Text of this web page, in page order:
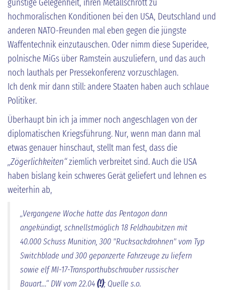
günstige Gelegenheit, ihren Metallschrott zu
hochmoralischen Konditionen bei den USA, Deutschland und
anderen NATO-Freunden mal eben gegen die jüngste
Waffentechnik einzutauschen. Oder nimm diese Superidee,
polnische MiGs über Ramstein auszuliefern, und das auch
noch lauthals per Pressekonferenz vorzuschlagen.
Ich denk mir dann still: andere Staaten haben auch schlaue
Politiker.
Überhaupt bin ich ja immer noch angeschlagen von der
diplomatischen Kriegsführung. Nur, wenn man dann mal
etwas genauer hinschaut, stellt man fest, dass die
„Zögerlichkeiten“ziemlich verbreitet sind. Auch die USA
haben bislang kein schweres Gerät geliefert und lehnen es
weiterhin ab,
„Vergangene Woche hatte das Pentagon dann
angekündigt, schnellstmöglich 18 Feldhaubitzen mit
40.000 Schuss Munition, 300 "Rucksackdrohnen" vom Typ
Switchblade und 300 gepanzerte Fahrzeuge zu liefern
sowie elf MI-17-Transporthubschrauber russischer
Bauart…“DW vom 22.04(!); Quelle s.o.